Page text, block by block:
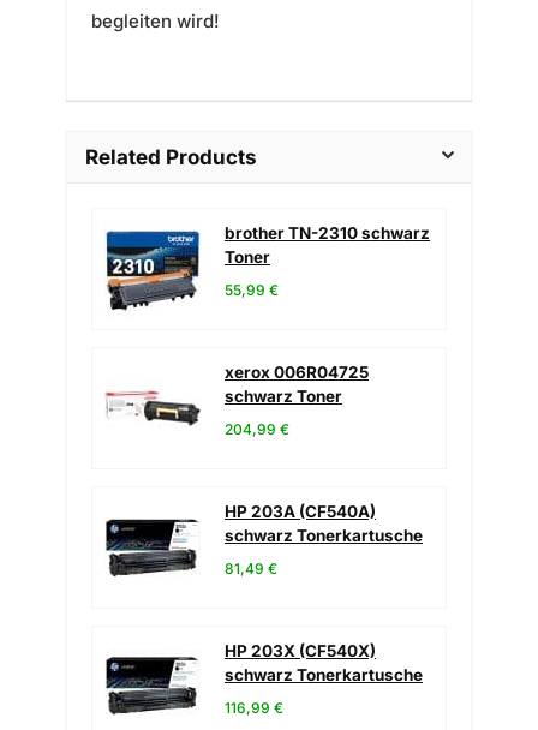
begleiten wird!
Related Products
brother TN-2310 schwarz
Toner
55,99 €
xerox 006R04725
schwarz Toner
204,99 €
HP 203A (CF540A)
schwarz Tonerkartusche
81,49 €
HP 203X (CF540X)
schwarz Tonerkartusche
116,99 €